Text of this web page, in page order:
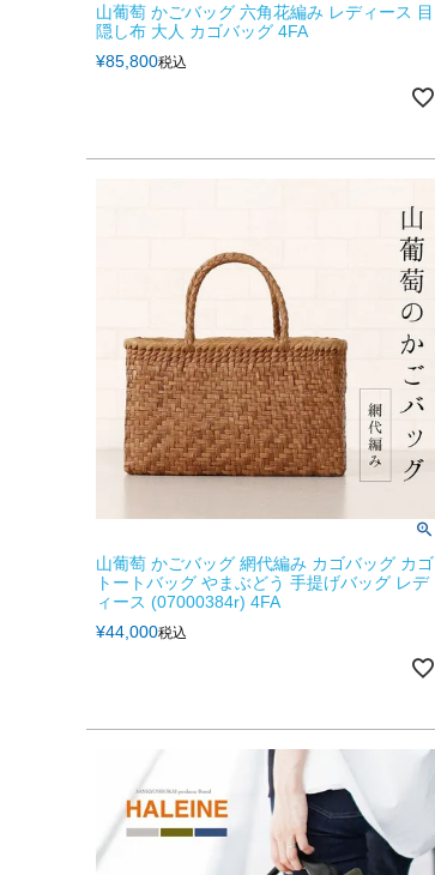
山葡萄 かごバッグ 六角花編み レディース 目
隠し布 大人 カゴバッグ 4FA
¥85,800税込
山葡萄 かごバッグ 網代編み カゴバッグ カゴ
トートバッグ やまぶどう 手提げバッグ レデ
ィース (07000384r) 4FA
¥44,000税込